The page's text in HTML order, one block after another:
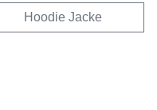
Hoodie Jacke